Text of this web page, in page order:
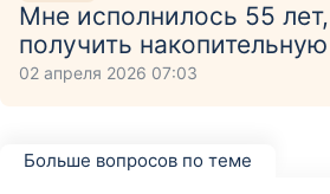
Мне исполнилось 55
получить
02 апреля 2026 07:03
Больше вопросов по теме